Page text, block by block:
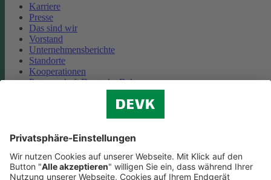
Karriere
Presse
Das sind wir
Vorstand
Unternehmensberichte
Standorte
Kooperationen
Partnerschaft Deutsche Bahn